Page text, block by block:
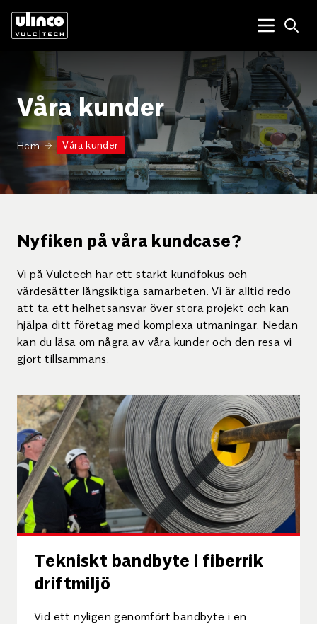
Menu
Våra kunder
Hem Våra kunder
Nyfiken på våra kundcase?
Vi på Vulctech har ett starkt kundfokus och
värdesätter långsiktiga samarbeten. Vi är alltid redo
att ta ett helhetsansvar över stora projekt och kan
hjälpa ditt företag med komplexa utmaningar. Nedan
kan du läsa om några av våra kunder och den resa vi
gjort tillsammans.
Tekniskt bandbyte i fiberrik
driftmiljö
Vid ett nyligen genomfört bandbyte i en